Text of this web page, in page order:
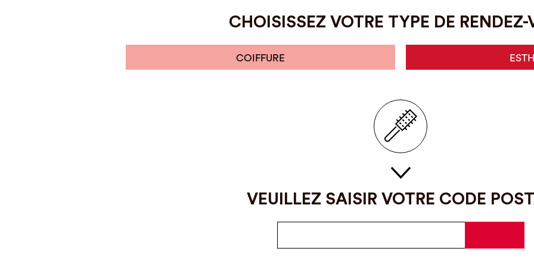
CHOISISSEZ VOTRE TYPE DE RENDEZ-
COIFFURE
VEUILLEZ SAISIR VOTRE CODE